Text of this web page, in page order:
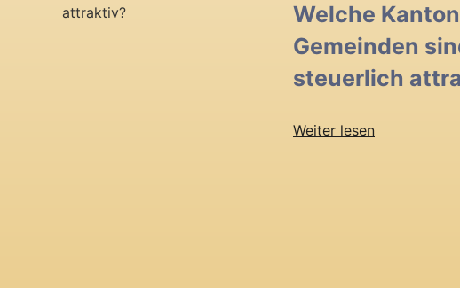
Welche
Gemeinden
steuerlich
Weiter lesen